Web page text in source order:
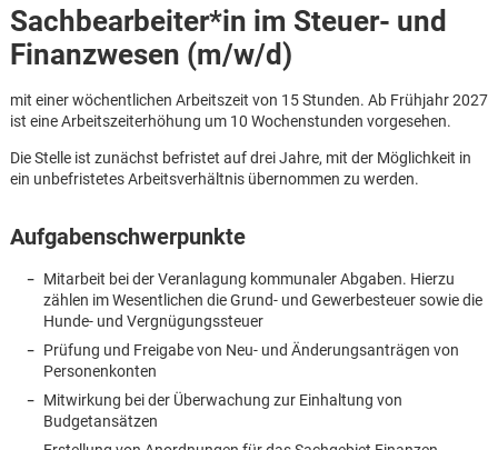
Sachbearbeiter*in im Steuer- und
Finanzwesen (m/w/d)
mit einer wöchentlichen Arbeitszeit von 15 Stunden. Ab Frühjahr 2027
ist eine Arbeitszeiterhöhung um 10 Wochenstunden vorgesehen.
Die Stelle ist zunächst befristet auf drei Jahre, mit der Möglichkeit in
ein unbefristetes Arbeitsverhältnis übernommen zu werden.
Aufgabenschwerpunkte
Mitarbeit bei der Veranlagung kommunaler Abgaben. Hierzu
zählen im Wesentlichen die Grund- und Gewerbesteuer sowie die
Hunde- und Vergnügungssteuer
Prüfung und Freigabe von Neu- und Änderungsanträgen von
Personenkonten
Mitwirkung bei der Überwachung zur Einhaltung von
Budgetansätzen